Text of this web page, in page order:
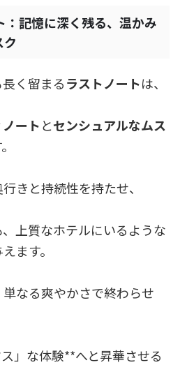
記憶に深く残る、温かみ
く留まるラストノートは、
ートとセンシュアルなムス
きと持続性を持たせ、
、上質なホテルにいるような
ます。
なる爽やかさで終わらせ
」な体験**へと昇華させる